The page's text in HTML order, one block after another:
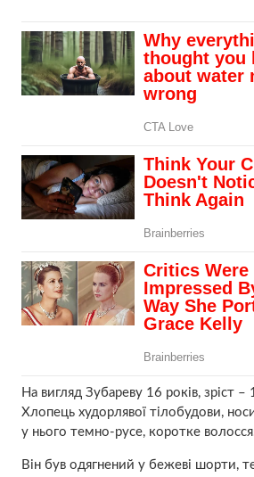
На вигляд Зубареву 16 років, зріст –
Хлопець худорлявої тілобудови,
у нього темно-русе, коротке
Він був одягнений у бежеві шорти,